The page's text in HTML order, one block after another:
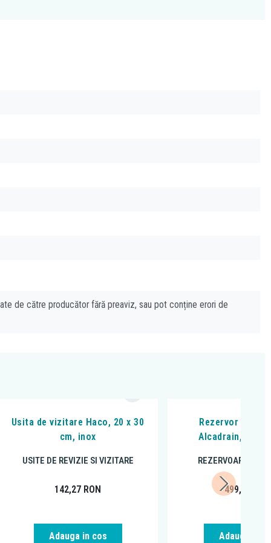
de către producător fără preaviz, sau pot conține erori de
Usita de vizitare Haco, 20 x 30
cm, inox
USITE DE REVIZIE SI VIZITARE
142,27 RON
Adauga in cos
Rezervor wc
Alcadrain,
REZERVOARE
499,00
Adauga in